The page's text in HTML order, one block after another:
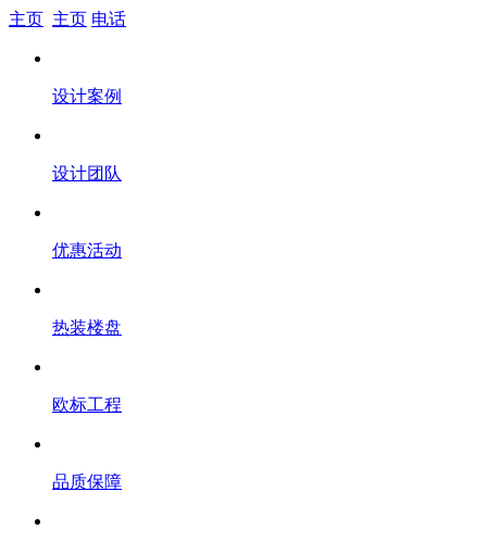
主页 主页 电话
设计案例
设计团队
优惠活动
热装楼盘
欧标工程
品质保障